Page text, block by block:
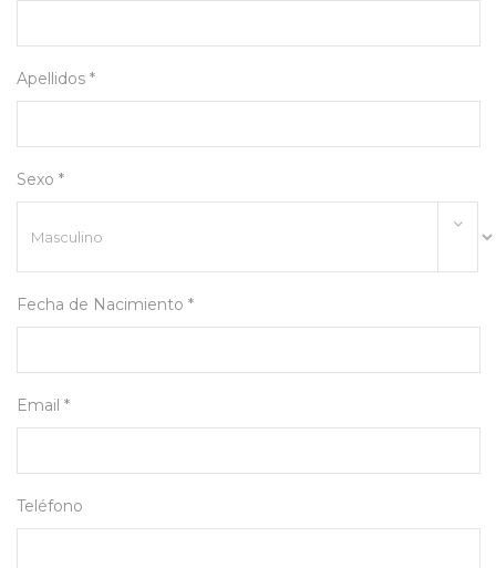
Apellidos *
Sexo *
Fecha de Nacimiento *
Email *
Teléfono